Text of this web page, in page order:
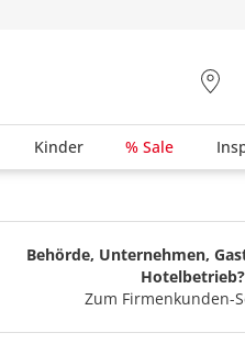
Kinder % Sale
Behörde, Unternehmen,
Hotelbetrieb?
Zum Firmenkunden-